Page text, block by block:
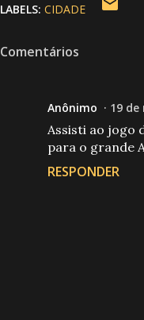
LABELS: CIDADE
Comentários
Anônimo 19 de
Assisti ao jogo
para o grande
RESPONDER